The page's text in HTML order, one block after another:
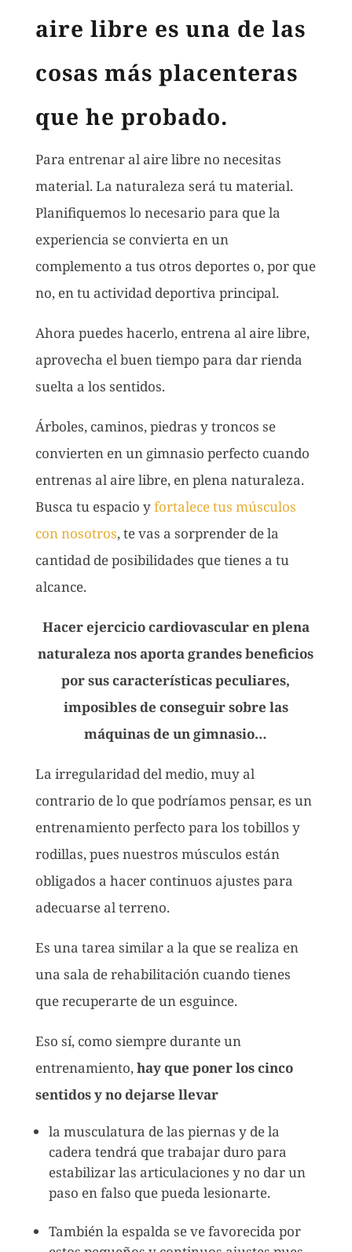
aire libre es una de las
cosas más placenteras
que he probado.
Para entrenar al aire libre no necesitas
material. La naturaleza será tu material.
Planifiquemos lo necesario para que la
experiencia se convierta en un
complemento a tus otros deportes o, por que
no, en tu actividad deportiva principal.
Ahora puedes hacerlo, entrena al aire libre,
aprovecha el buen tiempo para dar rienda
suelta a los sentidos.
Árboles, caminos, piedras y troncos se
convierten en un gimnasio perfecto cuando
entrenas al aire libre, en plena naturaleza.
Busca tu espacio yfortalece tus músculos
con nosotros, te vas a sorprender de la
cantidad de posibilidades que tienes a tu
alcance.
Hacer ejercicio cardiovascular en plena
naturaleza nos aporta grandes beneficios
por sus características peculiares,
imposibles de conseguir sobre las
máquinas de un gimnasio…
La irregularidad del medio, muy al
contrario de lo que podríamos pensar, es un
entrenamiento perfecto para los tobillos y
rodillas, pues nuestros músculos están
obligados a hacer continuos ajustes para
adecuarse al terreno.
Es una tarea similar a la que se realiza en
una sala de rehabilitación cuando tienes
que recuperarte de un esguince.
Eso sí, como siempre durante un
entrenamiento,hay que poner los cinco
sentidos y no dejarse llevar
la musculatura de las piernas y de la
cadera tendrá que trabajar duro para
estabilizar las articulaciones y no dar un
paso en falso que pueda lesionarte.
También la espalda se ve favorecida por